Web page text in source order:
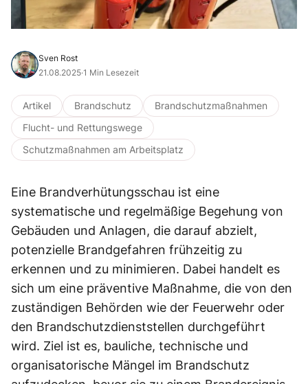
Sven Rost
21.08.2025·1 Min Lesezeit
Artikel Brandschutz
Brandschutzmaßnahmen
Flucht- und Rettungswege
Schutzmaßnahmen am Arbeitsplatz
Eine Brandverhütungsschau ist eine
systematische und regelmäßige Begehung von
Gebäuden und Anlagen, die darauf abzielt,
potenzielle Brandgefahren frühzeitig zu
erkennen und zu minimieren. Dabei handelt es
sich um eine präventive Maßnahme, die von den
zuständigen Behörden wie der Feuerwehr oder
den Brandschutzdienststellen durchgeführt
wird. Ziel ist es, bauliche, technische und
organisatorische Mängel im Brandschutz